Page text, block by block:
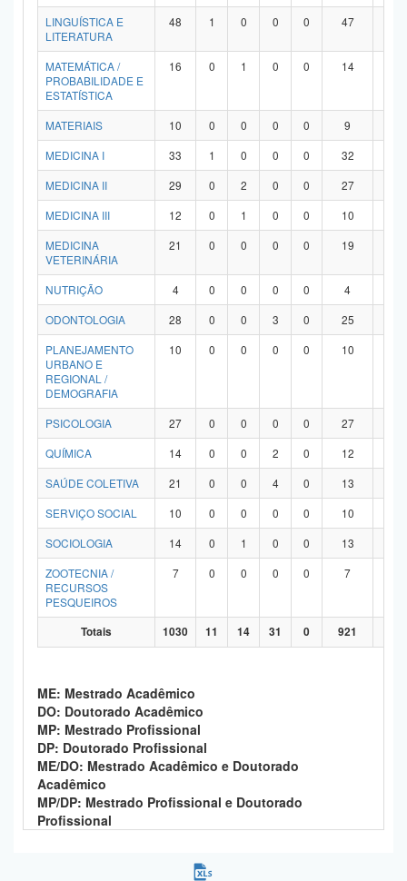
LINGUÍSTICA E
LITERATURA
48 1 0 0 0 47
MATEMÁTICA /
PROBABILIDADE E
ESTATÍSTICA
16 0 1 0 0 14
MATERIAIS 10 0 0 0 0 9
MEDICINA I
33 1 0 0 0 32
MEDICINA II
29 0 2 0 0 27
MEDICINA III
12 0 1 0 0 10
MEDICINA
VETERINÁRIA
21 0 0 0 0 19
NUTRIÇÃO 4 0 0 0 0 4
ODONTOLOGIA
28 0 0 3 0 25
PLANEJAMENTO
URBANO E
REGIONAL /
DEMOGRAFIA
10 0 0 0 0 10
PSICOLOGIA 27 0 0 0 0 27
QUÍMICA
14 0 0 2 0 12
SAÚDE COLETIVA
21 0 0 4 0 13
SERVIÇO SOCIAL
10 0 0 0 0 10
SOCIOLOGIA
14 0 1 0 0 13
ZOOTECNIA /
RECURSOS
PESQUEIROS
7 0 0 0 0 7
Totais 1030 11 14 31 0 921
ME: Mestrado Acadêmico
DO: Doutorado Acadêmico
MP: Mestrado Profissional
DP: Doutorado Profissional
ME/DO: Mestrado Acadêmico e Doutorado
Acadêmico
MP/DP: Mestrado Profissional e Doutorado
Profissional